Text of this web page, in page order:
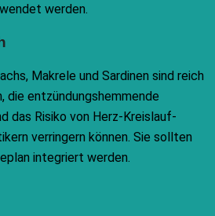
werden.
Makrele und Sardinen sind reich
die entzündungshemmende
das Risiko von Herz-Kreislauf-
verringern können. Sie sollten
integriert werden.